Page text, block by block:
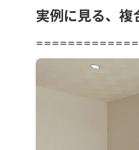
実例に見る、複
＝＝＝＝＝＝＝＝＝＝＝＝